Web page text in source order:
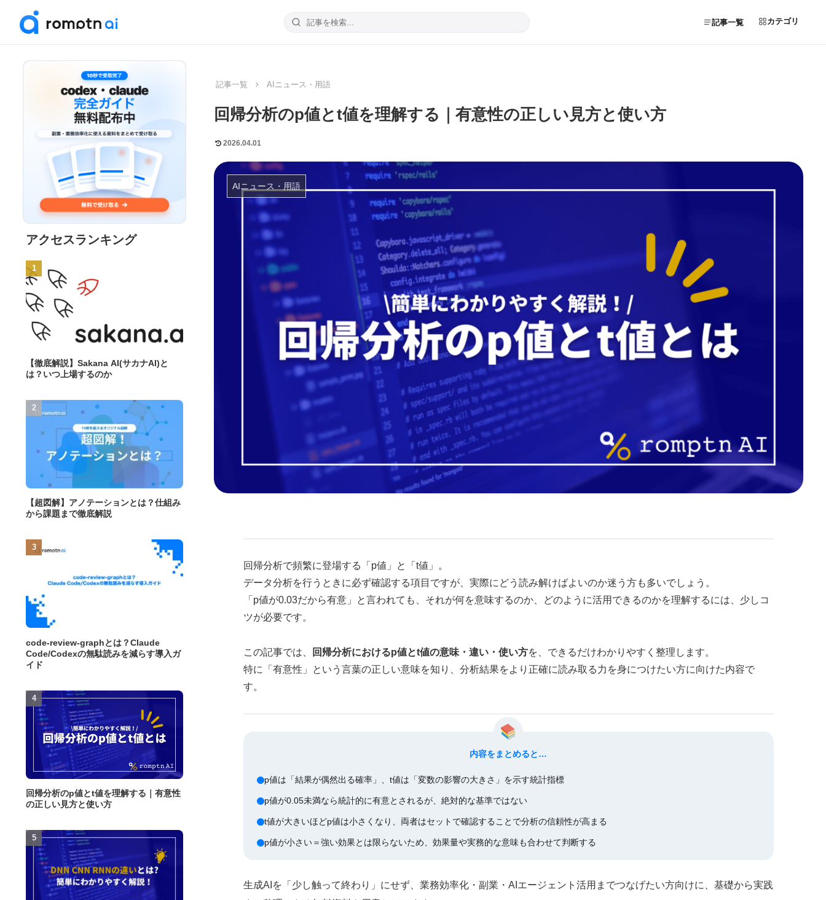
記事一覧 カテゴリ
記事一覧 AIニュース・用語
回帰分析のp値とt値を理解する｜有意性の正しい見方と使い方
2026.04.01
AIニュース・用語
回帰分析で頻繁に登場する「p値」と「t値」。
データ分析を行うときに必ず確認する項目ですが、実際にどう読み解けばよいのか迷う方も多いでしょう。
「p値が0.03だから有意」と言われても、それが何を意味するのか、どのように活用できるのかを理解するには、少しコ
ツが必要です。
この記事では、 回帰分析におけるp値とt値の意味・違い・使い方を、できるだけわかりやすく整理します。
特に「有意性」という言葉の正しい意味を知り、分析結果をより正確に読み取る力を身につけたい方に向けた内容で
す。
内容をまとめると…
p値は「結果が偶然出る確率」、t値は「変数の影響の大きさ」を示す統計指標
p値が0.05未満なら統計的に有意とされるが、絶対的な基準ではない
t値が大きいほどp値は小さくなり、両者はセットで確認することで分析の信頼性が高まる
p値が小さい＝強い効果とは限らないため、効果量や実務的な意味も合わせて判断する
生成AIを「少し触って終わり」にせず、業務効率化・副業・AIエージェント活用までつなげたい方向けに、基礎から実践
アクセスランキング
【徹底解説】Sakana AI(サカナAI)と
は？いつ上場するのか
【超図解】アノテーションとは？仕組み
から課題まで徹底解説
code-review-graphとは？Claude
Code/Codexの無駄読みを減らす導入ガ
イド
回帰分析のp値とt値を理解する｜有意性
の正しい見方と使い方